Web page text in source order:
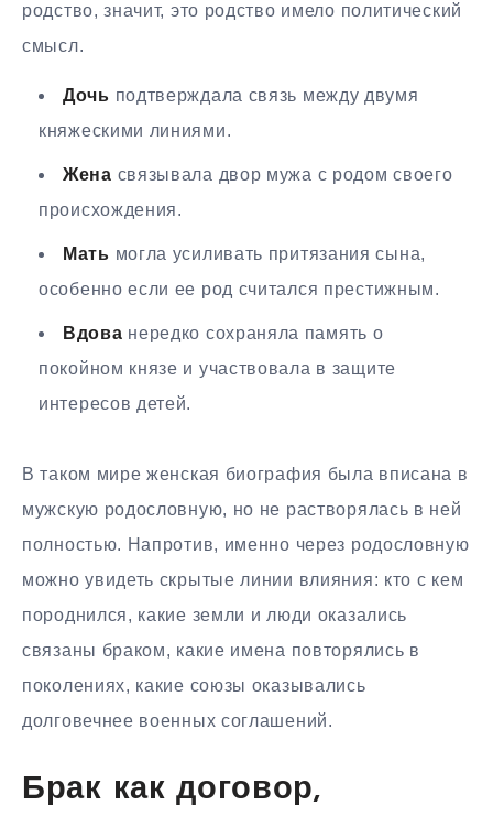
родство, значит, это родство имело политический
смысл.
Дочь подтверждала связь между двумя
княжескими линиями.
Жена связывала двор мужа с родом своего
происхождения.
Мать могла усиливать притязания сына,
особенно если ее род считался престижным.
Вдова нередко сохраняла память о
покойном князе и участвовала в защите
интересов детей.
В таком мире женская биография была вписана в
мужскую родословную, но не растворялась в ней
полностью. Напротив, именно через родословную
можно увидеть скрытые линии влияния: кто с кем
породнился, какие земли и люди оказались
связаны браком, какие имена повторялись в
поколениях, какие союзы оказывались
долговечнее военных соглашений.
Брак как договор,